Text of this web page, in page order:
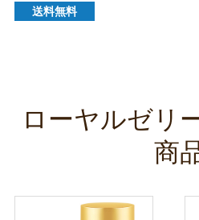
送料無料
ローヤルゼリ
商